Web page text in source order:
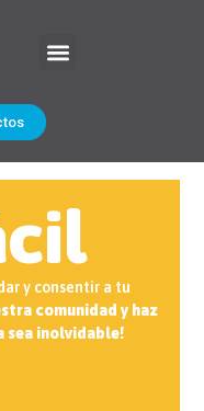
y consentir a tu
comunidad y haz
sea inolvidable!